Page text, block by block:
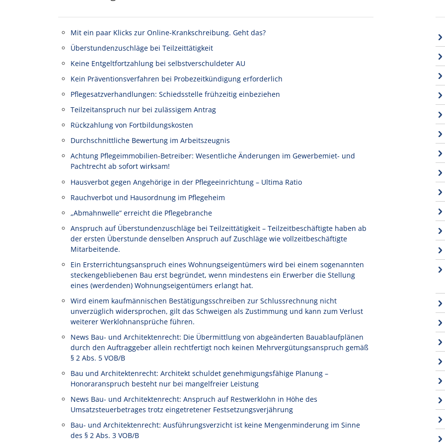
Mit ein paar Klicks zur Online-Krankschreibung. Geht das?
Überstundenzuschläge bei Teilzeittätigkeit
Keine Entgeltfortzahlung bei selbstverschuldeter AU
Kein Präventionsverfahren bei Probezeitkündigung erforderlich
Pflegesatzverhandlungen: Schiedsstelle frühzeitig einbeziehen
Teilzeitanspruch nur bei zulässigem Antrag
Rückzahlung von Fortbildungskosten
Durchschnittliche Bewertung im Arbeitszeugnis
Achtung Pflegeimmobilien-Betreiber: Wesentliche Änderungen im Gewerbemiet- und
Pachtrecht ab sofort wirksam!
Hausverbot gegen Angehörige in der Pflegeeinrichtung – Ultima Ratio
Rauchverbot und Hausordnung im Pflegeheim
„Abmahnwelle“ erreicht die Pflegebranche
Anspruch auf Überstundenzuschläge bei Teilzeittätigkeit – Teilzeitbeschäftigte haben ab
der ersten Überstunde denselben Anspruch auf Zuschläge wie vollzeitbeschäftigte
Mitarbeitende.
Ein Ersterrichtungsanspruch eines Wohnungseigentümers wird bei einem sogenannten
steckengebliebenen Bau erst begründet, wenn mindestens ein Erwerber die Stellung
eines (werdenden) Wohnungseigentümers erlangt hat.
Wird einem kaufmännischen Bestätigungsschreiben zur Schlussrechnung nicht
unverzüglich widersprochen, gilt das Schweigen als Zustimmung und kann zum Verlust
weiterer Werklohnansprüche führen.
News Bau- und Architektenrecht: Die Übermittlung von abgeänderten Bauablaufplänen
durch den Auftraggeber allein rechtfertigt noch keinen Mehrvergütungsanspruch gemäß
§ 2 Abs. 5 VOB/B
Bau und Architektenrecht: Architekt schuldet genehmigungsfähige Planung –
Honoraranspruch besteht nur bei mangelfreier Leistung
News Bau- und Architektenrecht: Anspruch auf Restwerklohn in Höhe des
Umsatzsteuerbetrages trotz eingetretener Festsetzungsverjährung
Bau- und Architektenrecht: Ausführungsverzicht ist keine Mengenminderung im Sinne
des § 2 Abs. 3 VOB/B